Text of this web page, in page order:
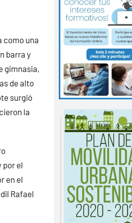
como una
barra y
gimnasia,
de alto
surgió
la
por el
en el
Rafael